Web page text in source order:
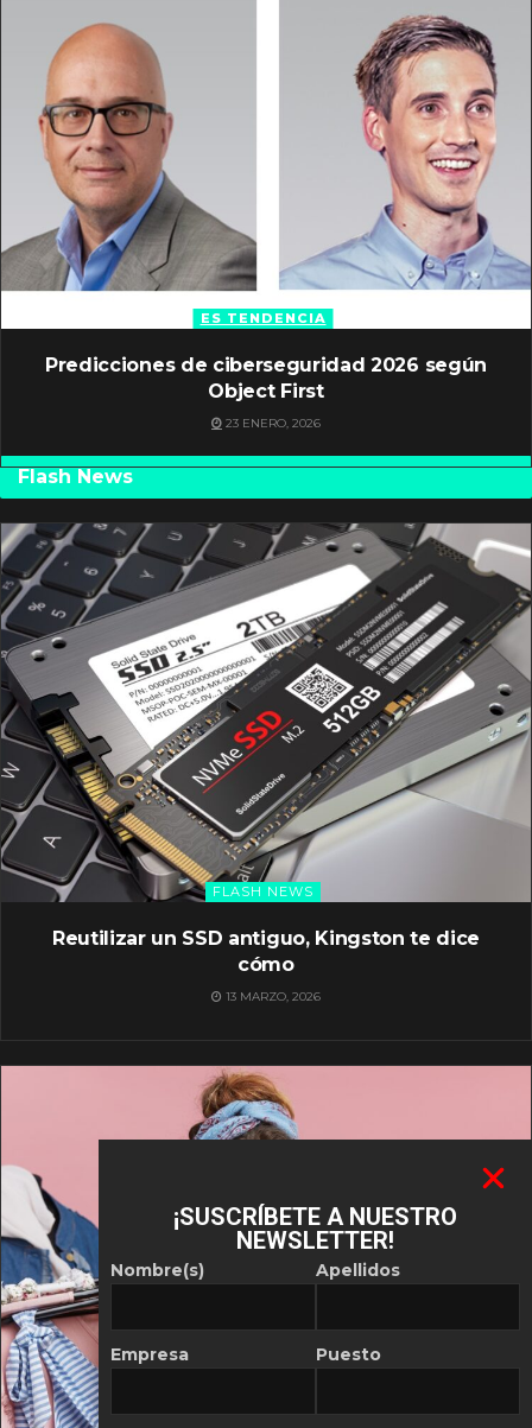
ES TENDENCIA
Predicciones de ciberseguridad 2026 según
Object First
23 ENERO, 2026
Flash News
FLASH NEWS
Reutilizar un SSD antiguo, Kingston te dice
cómo
13 MARZO, 2026
¡SUSCRÍBETE A NUESTRO
NEWSLETTER!
Nombre(s)
Empresa
Apellidos
Puesto